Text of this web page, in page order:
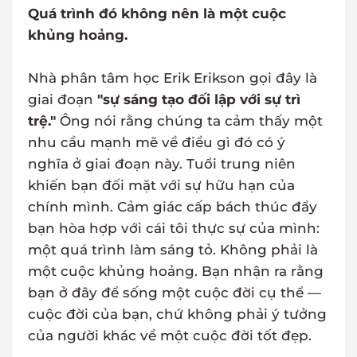
Quá trình đó không nên là một cuộc
khủng hoảng.
Nhà phân tâm học Erik Erikson gọi đây là
giai đoạn "sự sáng tạo đối lập với sự trì
trệ." Ông nói rằng chúng ta cảm thấy một
nhu cầu mạnh mẽ về điều gì đó có ý
nghĩa ở giai đoạn này. Tuổi trung niên
khiến bạn đối mặt với sự hữu hạn của
chính mình. Cảm giác cấp bách thúc đẩy
bạn hòa hợp với cái tôi thực sự của mình:
một quá trình làm sáng tỏ. Không phải là
một cuộc khủng hoảng. Bạn nhận ra rằng
bạn ở đây để sống một cuộc đời cụ thể —
cuộc đời của bạn, chứ không phải ý tưởng
của người khác về một cuộc đời tốt đẹp.